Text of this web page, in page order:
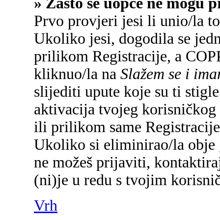
Prvo provjeri jesi li unio/la
Ukoliko jesi, dogodila se
prilikom Registracije, a
kliknuo/la na Slažem se i
slijediti upute koje su ti
aktivacija tvojeg
ili prilikom same
Ukoliko si eliminirao/la obje
ne možeš prijaviti,
(ni)je u redu s tvojim
Vrh